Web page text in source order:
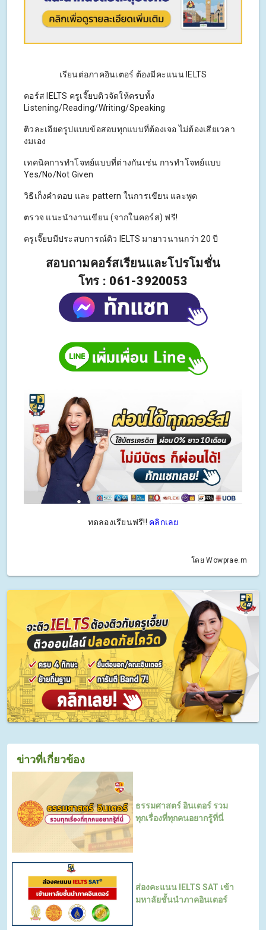
เรียนต่อภาคอินเตอร์ ต้องมีคะแนน IELTS
คอร์ส IELTS ครูเจี๊ยบติวจัดให้ครบทั้ง
Listening/Reading/Writing/Speaking
ติวละเอียดรูปแบบข้อสอบทุกแบบที่ต้องเจอ ไม่ต้องเสียเวลา
งมเอง
เทคนิคการทำโจทย์แบบที่ต่างกันเช่น การทำโจทย์แบบ
Yes/No/Not Given
วิธีเก็งคำตอบ และ pattern ในการเขียน และพูด
ตรวจ แนะนำงานเขียน (จากในคอร์ส) ฟรี!
ครูเจี๊ยบมีประสบการณ์ติว IELTS มายาวนานกว่า 20 ปี
สอบถามคอร์สเรียนและโปรโมชั่น
โทร : 061-3920053
ทดลองเรียนฟรี!! คลิกเลย
โดย Wowprae.m
ข่าวที่เกี่ยวข้อง
ธรรมศาสตร์ อินเตอร์ รวม
ทุกเรื่องที่ทุกคนอยากรู้ที่นี่
ส่องคะแนน IELTS SAT เข้า
มหาลัยชั้นนำภาคอินเตอร์